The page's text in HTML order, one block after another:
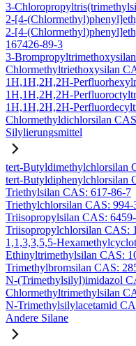
3-
2-[4-
2-[4-
167426-89-3
3-
Chlormethyltriethoxysilan
1H,1H,2H,2H-
1H,1H,2H,2H-
1H,1H,2H,2H-
Chlormethyldichlorsilan
Silylierungsmittel
tert-Butyldimethylchlorsilan
tert-Butyldiphenylchlorsilan
Triethylsilan CAS: 617-86-7
Triethylchlorsilan CAS: 994-
Triisopropylsilan CAS:
Triisopropylchlorsilan CAS:
1,1,3,3,5,5-
Ethinyltrimethylsilan CAS:
Trimethylbromsilan CAS:
N-(Trimethylsilyl)imidazol
Chlormethyltrimethylsilan
N-Trimethylsilylacetamid
Andere Silane